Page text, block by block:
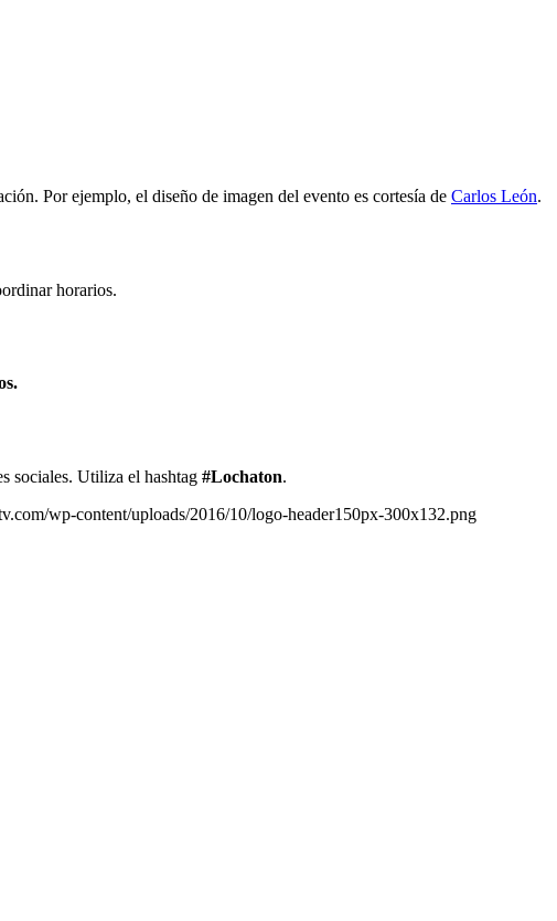
Por ejemplo, el diseño de imagen del evento es cortesía de Carlos León.
horarios.
sociales. Utiliza el hashtag #Lochaton.
wp-content/uploads/2016/10/logo-header150px-300x132.png